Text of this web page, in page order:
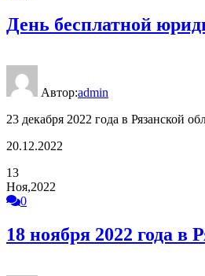
День бесплатной
Автор:admin
23 декабря 2022 года в Рязанской
20.12.2022
13
Ноя,2022
0
18 ноября 2022 года